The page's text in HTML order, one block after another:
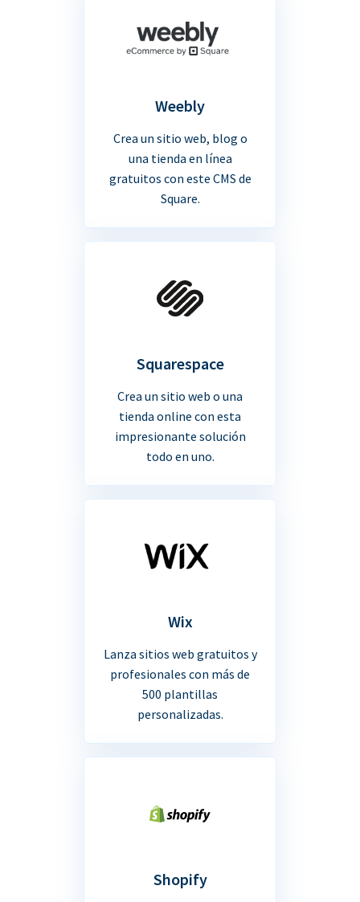
Weebly
Crea un sitio web, blog o
una tienda en línea
gratuitos con este CMS de
Square.
Squarespace
Crea un sitio web o una
tienda online con esta
impresionante solución
todo en uno.
Wix
Lanza sitios web gratuitos y
profesionales con más de
500 plantillas
personalizadas.
Shopify